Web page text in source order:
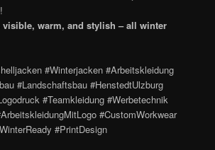
visible, warm, and stylish – all winter
#Winterjacken #Arbeitskleidung
#Landschaftsbau #HenstedtUlzburg
#Teamkleidung #Werbetechnik
#CustomWorkwear
#PrintDesign